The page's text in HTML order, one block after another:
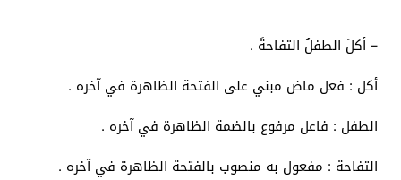
– أكلَ الطفلُ التفاحةَ .
أكل : فعل ماض مبني على الفتحة الظاهرة في آخره .
الطفل : فاعل مرفوع بالضمة الظاهرة في آخره .
التفاحة : مفعول به منصوب بالفتحة الظاهرة في آخره .